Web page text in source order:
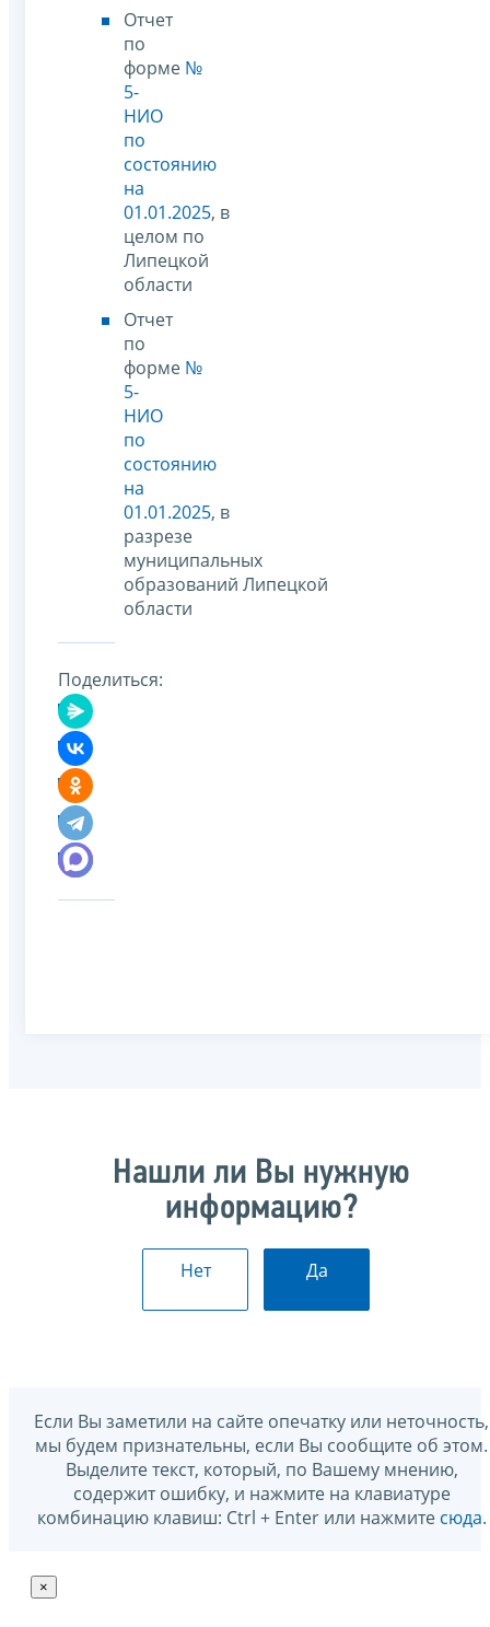
Отчет
по
форме №
5-
НИО
по
состоянию
на
01.01.2025, в
целом по
Липецкой
области
Отчет
по
форме №
5-
НИО
по
состоянию
на
01.01.2025, в
разрезе
муниципальных
образований Липецкой
области
Поделиться:
Нашли ли Вы нужную
информацию?
Нет Да
Если Вы заметили на сайте опечатку или неточность,
мы будем признательны, если Вы сообщите об этом.
Выделите текст, который, по Вашему мнению,
содержит ошибку, и нажмите на клавиатуре
комбинацию клавиш: Ctrl + Enter или нажмите сюда.
×